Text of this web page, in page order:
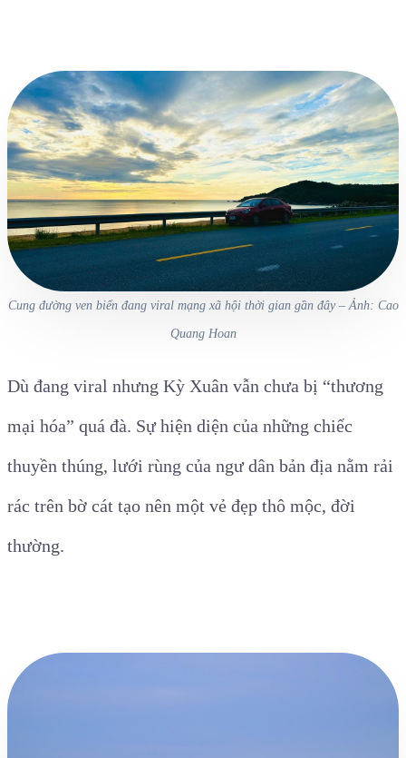
Cung đường ven biển đang viral mạng xã hội thời gian gần đây – Ảnh: Cao
Quang Hoan
Dù đang viral nhưng Kỳ Xuân vẫn chưa bị “thương
mại hóa” quá đà. Sự hiện diện của những chiếc
thuyền thúng, lưới rùng của ngư dân bản địa nằm rải
rác trên bờ cát tạo nên một vẻ đẹp thô mộc, đời
thường.